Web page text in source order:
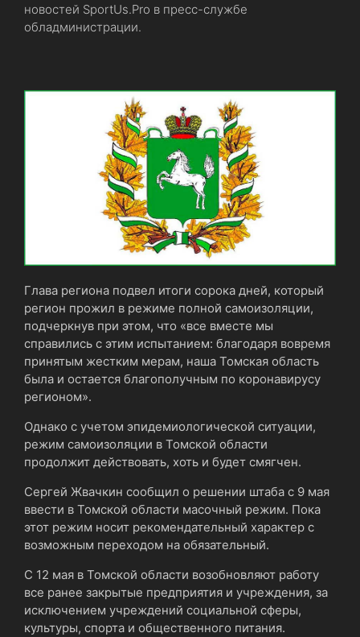
новостей SportUs.Pro в пресс-службе
обладминистрации.
Глава региона подвел итоги сорока дней, который
регион прожил в режиме полной самоизоляции,
подчеркнув при этом, что «все вместе мы
справились с этим испытанием: благодаря вовремя
принятым жестким мерам, наша Томская область
была и остается благополучным по коронавирусу
регионом».
Однако с учетом эпидемиологической ситуации,
режим самоизоляции в Томской области
продолжит действовать, хоть и будет смягчен.
Сергей Жвачкин сообщил о решении штаба с 9 мая
ввести в Томской области масочный режим. Пока
этот режим носит рекомендательный характер с
возможным переходом на обязательный.
С 12 мая в Томской области возобновляют работу
все ранее закрытые предприятия и учреждения, за
исключением учреждений социальной сферы,
культуры, спорта и общественного питания.